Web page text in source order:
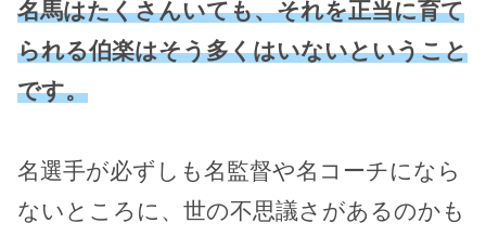
名馬はたくさんいても、それを正当に育て
られる伯楽はそう多くはいないということ
です。
名選手が必ずしも名監督や名コーチになら
ないところに、世の不思議さがあるのかも